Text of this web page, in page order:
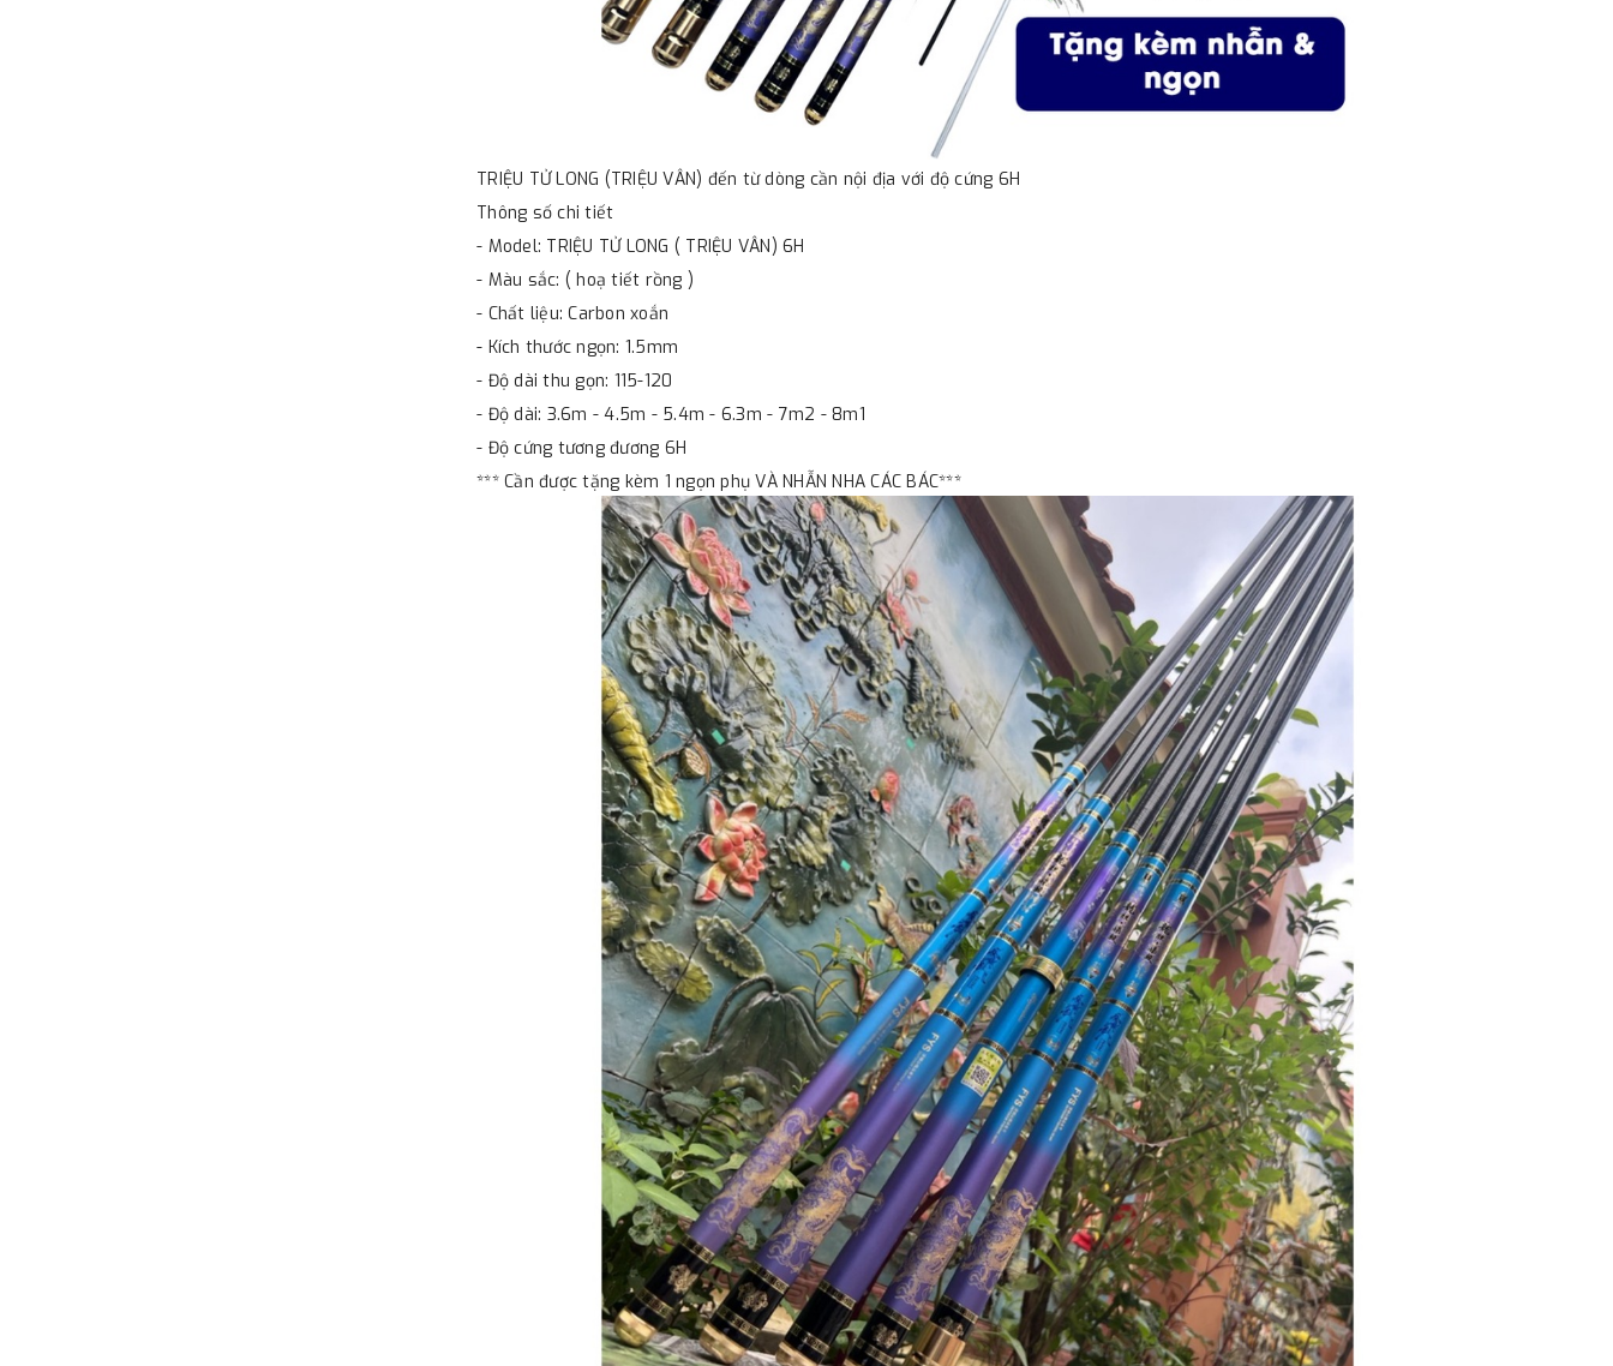
TRIỆU TỬ LONG (TRIỆU VÂN) đến từ dòng cần nội địa với độ cứng 6H
Thông số chi tiết
- Model: TRIỆU TỬ LONG ( TRIỆU VÂN) 6H
- Màu sắc: ( hoạ tiết rồng )
- Chất liệu: Carbon xoắn
- Kích thước ngọn: 1.5mm
- Độ dài thu gọn: 115-120
- Độ dài: 3.6m - 4.5m - 5.4m - 6.3m - 7m2 - 8m1
- Độ cứng tương đương 6H
*** Cần được tặng kèm 1 ngọn phụ VÀ NHẪN NHA CÁC BÁC***